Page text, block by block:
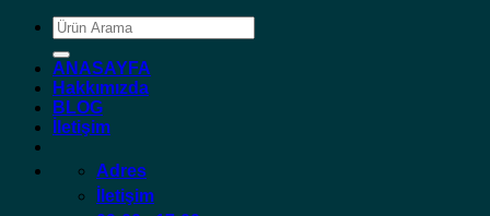
Ara:
ANASAYFA
Hakkımızda
BLOG
İletişim
Adres
İletişim